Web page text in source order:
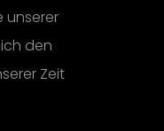
unserer
den
Zeit